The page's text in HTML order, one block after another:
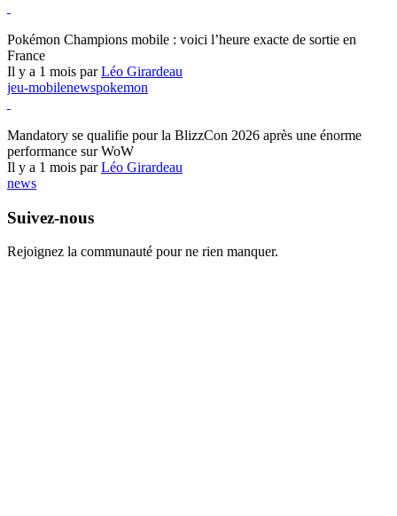
Pokémon Champions mobile : voici l’heure exacte de sortie en
France
Il y a 1 mois parLéo Girardeau
jeu-mobilenewspokemon
Mandatory se qualifie pour la BlizzCon 2026 après une énorme
performance sur WoW
Il y a 1 mois parLéo Girardeau
news
Suivez-nous
Rejoignez la communauté pour ne rien manquer.